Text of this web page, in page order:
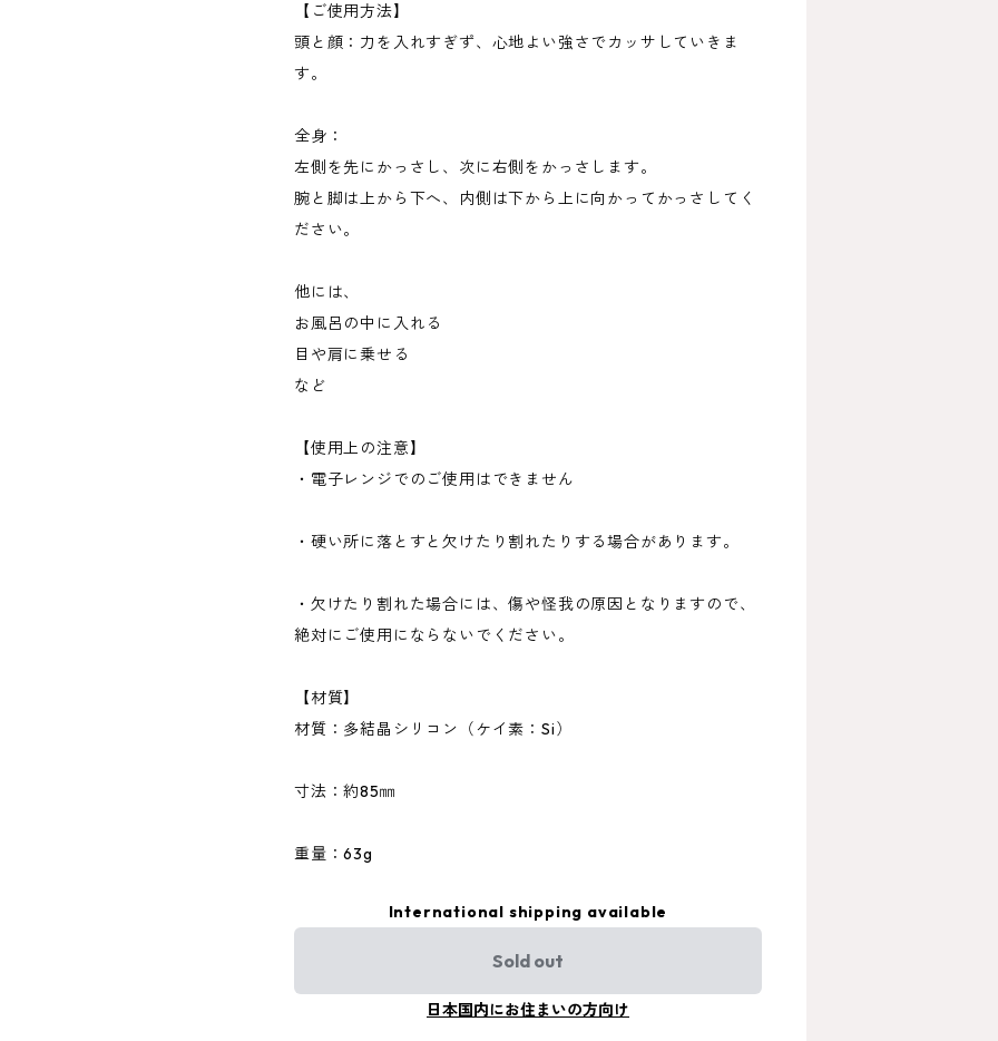
【ご使用方法】
頭と顔：力を入れすぎず、心地よい強さでカッサしていきま
す。
全身：
左側を先にかっさし、次に右側をかっさします。
腕と脚は上から下へ、内側は下から上に向かってかっさしてく
ださい。
他には、
お風呂の中に入れる
目や肩に乗せる
など
【使用上の注意】
・電子レンジでのご使用はできません
・硬い所に落とすと欠けたり割れたりする場合があります。
・欠けたり割れた場合には、傷や怪我の原因となりますので、
絶対にご使用にならないでください。
【材質】
材質：多結晶シリコン（ケイ素：Si）
寸法：約85㎜
重量：63g
International shipping available
Sold out
日本国内にお住まいの方向け